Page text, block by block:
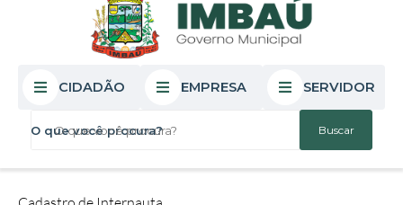
O que você procura?
CIDADÃO EMPRESA SERVIDOR